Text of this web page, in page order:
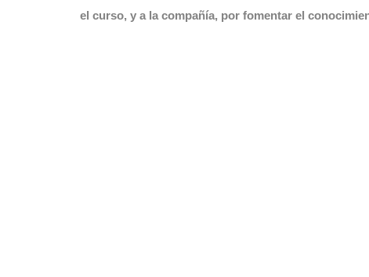
el curso, y a la compañía, por fomentar el